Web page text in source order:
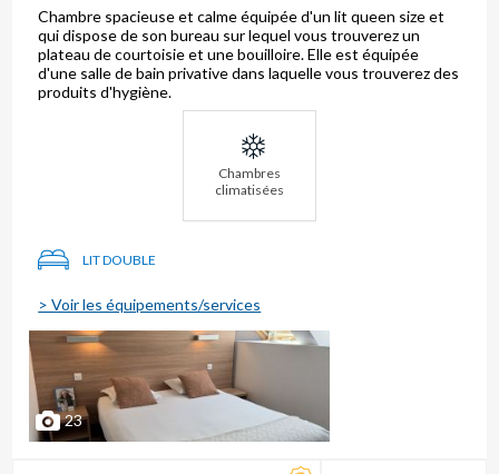
Chambre spacieuse et calme équipée d'un lit queen size et
qui dispose de son bureau sur lequel vous trouverez un
plateau de courtoisie et une bouilloire. Elle est équipée
d'une salle de bain privative dans laquelle vous trouverez des
produits d'hygiène.
Chambres
climatisées
LIT DOUBLE
> Voir les équipements/services
23